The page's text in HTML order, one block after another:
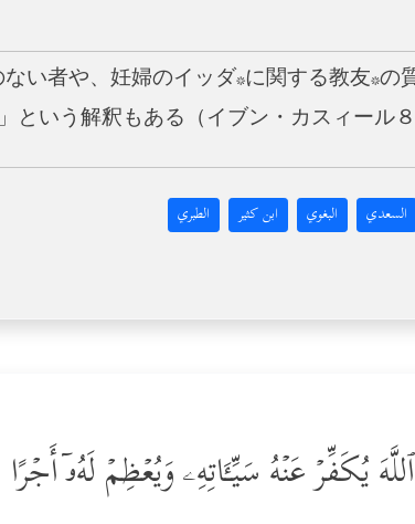
い者や、妊婦のイッダ*に関する教友*の
いう解釈もある（イブン・カスィール８
السعدي البغوي ابن كثير الطبري
یُكَفِّرۡ عَنۡهُ سَیِّـَٔاتِهِۦ وَیُعۡظِمۡ لَهُۥۤ أَجۡرًا